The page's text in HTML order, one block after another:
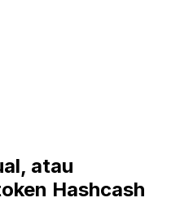
atau
Hashcash